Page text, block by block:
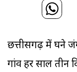
छत्तीसगढ़ में घने
गांव हर साल तीन